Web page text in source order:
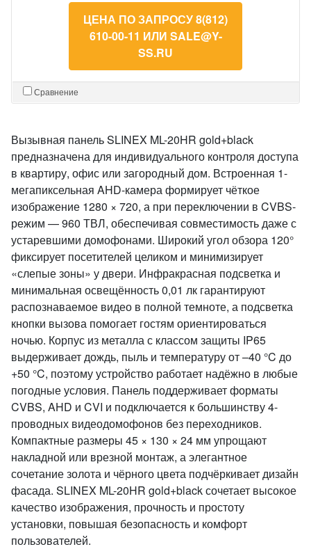
ЦЕНА ПО ЗАПРОСУ 8(812)
610-00-11 ИЛИ SALE@Y-
SS.RU
Сравнение
Вызывная панель SLINEX ML-20HR gold+black
предназначена для индивидуального контроля доступа
в квартиру, офис или загородный дом. Встроенная 1-
мегапиксельная AHD-камера формирует чёткое
изображение 1280 × 720, а при переключении в CVBS-
режим — 960 ТВЛ, обеспечивая совместимость даже с
устаревшими домофонами. Широкий угол обзора 120°
фиксирует посетителей целиком и минимизирует
«слепые зоны» у двери. Инфракрасная подсветка и
минимальная освещённость 0,01 лк гарантируют
распознаваемое видео в полной темноте, а подсветка
кнопки вызова помогает гостям ориентироваться
ночью. Корпус из металла с классом защиты IP65
выдерживает дождь, пыль и температуру от –40 °C до
+50 °C, поэтому устройство работает надёжно в любые
погодные условия. Панель поддерживает форматы
CVBS, AHD и CVI и подключается к большинству 4-
проводных видеодомофонов без переходников.
Компактные размеры 45 × 130 × 24 мм упрощают
накладной или врезной монтаж, а элегантное
сочетание золота и чёрного цвета подчёркивает дизайн
фасада. SLINEX ML-20HR gold+black сочетает высокое
качество изображения, прочность и простоту
установки, повышая безопасность и комфорт
пользователей.